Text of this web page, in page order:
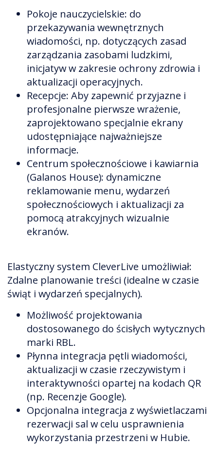
Pokoje nauczycielskie: do
przekazywania wewnętrznych
wiadomości, np. dotyczących zasad
zarządzania zasobami ludzkimi,
inicjatyw w zakresie ochrony zdrowia i
aktualizacji operacyjnych.
Recepcje: Aby zapewnić przyjazne i
profesjonalne pierwsze wrażenie,
zaprojektowano specjalnie ekrany
udostępniające najważniejsze
informacje.
Centrum społecznościowe i kawiarnia
(Galanos House): dynamiczne
reklamowanie menu, wydarzeń
społecznościowych i aktualizacji za
pomocą atrakcyjnych wizualnie
ekranów.
Elastyczny system CleverLive umożliwiał:
Zdalne planowanie treści (idealne w czasie
świąt i wydarzeń specjalnych).
Możliwość projektowania
dostosowanego do ścisłych wytycznych
marki RBL.
Płynna integracja pętli wiadomości,
aktualizacji w czasie rzeczywistym i
interaktywności opartej na kodach QR
(np. Recenzje Google).
Opcjonalna integracja z wyświetlaczami
rezerwacji sal w celu usprawnienia
wykorzystania przestrzeni w Hubie.